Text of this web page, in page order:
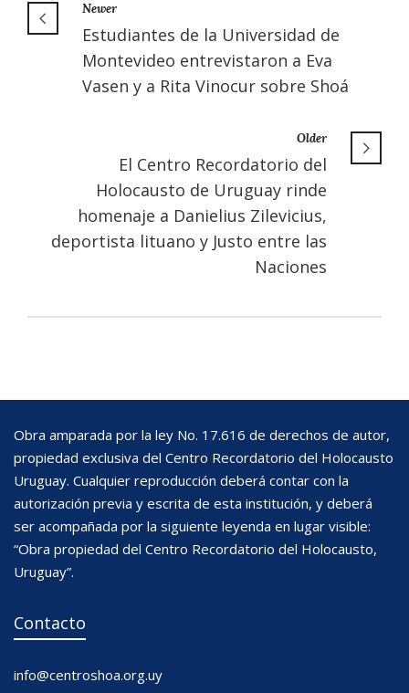
Newer
Estudiantes de la Universidad de
Montevideo entrevistaron a Eva
Vasen y a Rita Vinocur sobre Shoá
Older
El Centro Recordatorio del
Holocausto de Uruguay rinde
homenaje a Danielius Zilevicius,
deportista lituano y Justo entre las
Naciones
Obra amparada por la ley No. 17.616 de derechos de autor,
propiedad exclusiva del Centro Recordatorio del Holocausto
Uruguay. Cualquier reproducción deberá contar con la
autorización previa y escrita de esta institución, y deberá
ser acompañada por la siguiente leyenda en lugar visible:
“Obra propiedad del Centro Recordatorio del Holocausto,
Uruguay”.
Contacto
info@centroshoa.org.uy